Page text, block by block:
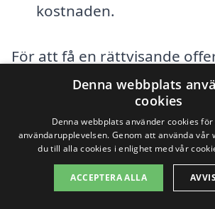
kostnaden.
För att få en rättvisande
fasadrenovering i
rekommenderar vi att du
olika företag för att jämföra
tjänster. Genom att göra
hitta ett företag som
Denna webbplats
cookies
Denna webbplats använder cookies
användarupplevelsen. Genom att använda vår
du till alla cookies i enlighet med vår
ACCEPTERA ALLA